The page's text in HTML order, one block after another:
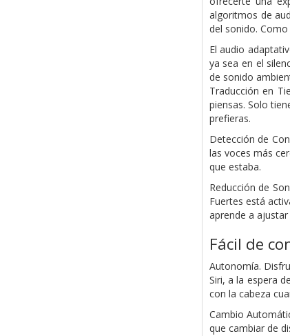
algoritmos de
del sonido.
El audio
ya sea en el
de sonido
Traducción en
piensas. Solo
prefieras.
Detección de
las voces más
que estaba.
Reducción de
Fuertes está
aprende a
Fácil de
Autonomía.
Siri, a la espera
con la cabeza
Cambio
que cambiar de